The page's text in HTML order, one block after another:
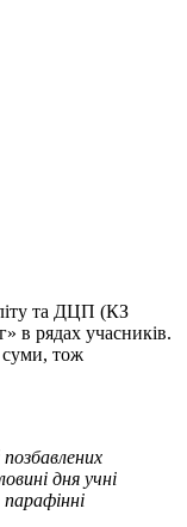
та ДЦП (КЗ
в рядах учасників.
суми, тож
дня учні